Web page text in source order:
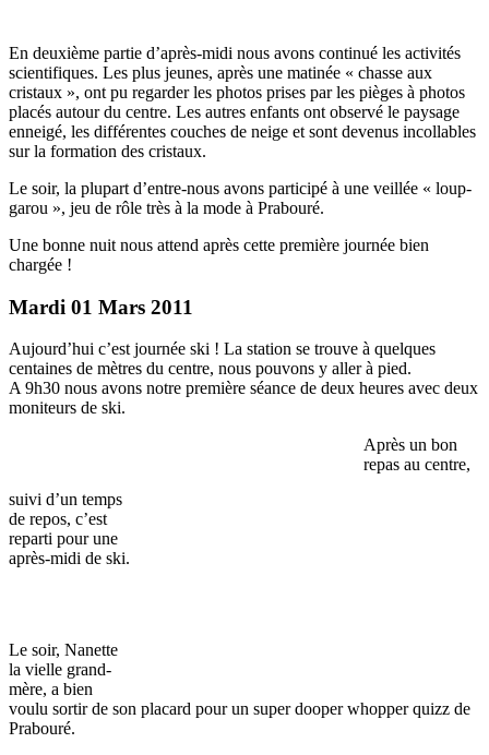
En deuxième partie d’après-midi nous avons continué les activités
scientifiques. Les plus jeunes, après une matinée « chasse aux
cristaux », ont pu regarder les photos prises par les pièges à photos
placés autour du centre. Les autres enfants ont observé le paysage
enneigé, les différentes couches de neige et sont devenus incollables
sur la formation des cristaux.
Le soir, la plupart d’entre-nous avons participé à une veillée « loup-
garou », jeu de rôle très à la mode à Prabouré.
Une bonne nuit nous attend après cette première journée bien
chargée !
Mardi 01 Mars 2011
Aujourd’hui c’est journée ski ! La station se trouve à quelques
centaines de mètres du centre, nous pouvons y aller à pied.
A 9h30 nous avons notre première séance de deux heures avec deux
moniteurs de ski.
Après un bon
repas au centre,
suivi d’un temps
de repos, c’est
reparti pour une
après-midi de ski.
Le soir, Nanette
la vielle grand-
mère, a bien
voulu sortir de son placard pour un super dooper whopper quizz de
Prabouré.